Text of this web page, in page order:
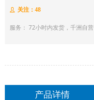
ꄑ 关注： 48
服务： 72小时内发货，千洲自营
产品详情